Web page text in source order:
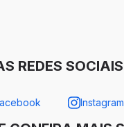
REDES
Instagram